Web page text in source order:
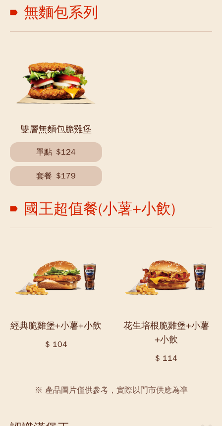
無麵包系列
雙層無麵包脆雞堡
單點 $124
套餐 $179
國王超值餐(小薯+小飲)
經典脆雞堡+小薯+小飲
$ 104
花生培根脆雞堡+小薯
+小飲
$ 114
※ 產品圖片僅供參考，實際以門市供應為凖